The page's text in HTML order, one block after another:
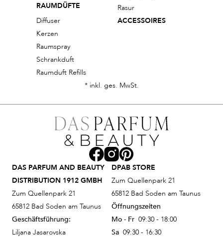
RAUMDÜFTE
Diffuser
Kerzen
Raumspray
Schrankduft
Raumduft Refills
Rasur
ACCESSOIRES
* inkl. ges. MwSt.
DAS PARFUM AND BEAUTY
DISTRIBUTION 1912 GMBH
Zum Quellenpark 21
65812 Bad Soden am Taunus
Geschäftsführung:
Liljana Jasarovska
DPAB STORE
Zum Quellenpark 21
65812 Bad Soden am Taunus
Öffnungszeiten
Mo - Fr 09:30 - 18:00
Sa 09:30 - 16:30